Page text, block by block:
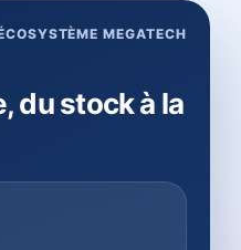
MEGATECH
du stock à la